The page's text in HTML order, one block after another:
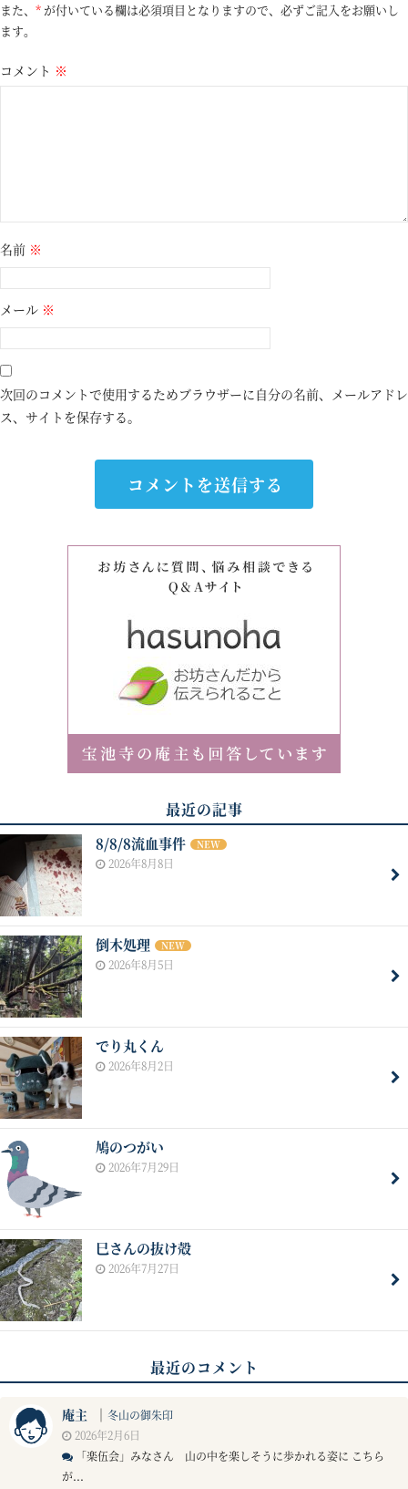
また、 * が付いている欄は必須項目となりますので、必ずご記入をお願いし
ます。
コメント ※
名前 ※
メール ※
次回のコメントで使用するためブラウザーに自分の名前、メールアドレ
ス、サイトを保存する。
最近の記事
8/8/8流血事件 NEW
2026年8月8日
倒木処理 NEW
2026年8月5日
でり丸くん
2026年8月2日
鳩のつがい
2026年7月29日
巳さんの抜け殻
2026年7月27日
最近のコメント
庵主 ｜ 冬山の御朱印
2026年2月6日
「楽伍会」みなさん 山の中を楽しそうに歩かれる姿に こちら
が...